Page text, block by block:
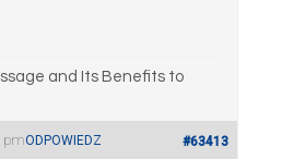
and Its Benefits to
pm #63413
ODPOWIEDZ